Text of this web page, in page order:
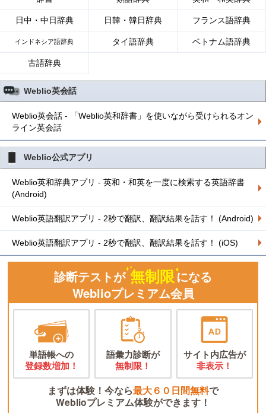
日中・中日辞典 日韓・韓日辞典 フランス語辞典
インドネシア語辞典 タイ語辞典 ベトナム語辞典
古語辞典
Weblio英会話
Weblio英会話 - 「Weblio英和辞書」を使いながら受けられるオン
ライン英会話
Weblio公式アプリ
Weblio英和辞典アプリ - 英和・和英を一度に検索する英語辞書
(Android)
Weblio英語翻訳アプリ - 2秒で翻訳、翻訳結果を話す！ (Android)
Weblio英語翻訳アプリ - 2秒で翻訳、翻訳結果を話す！ (iOS)
診断テストが 無制限になる
Weblioプレミアム会員
単語帳への
登録数増加！
語彙力診断が
無制限！
サイト内広告が
非表示！
まずは体験！今なら最大６０日間無料で
Weblioプレミアム体験ができます！